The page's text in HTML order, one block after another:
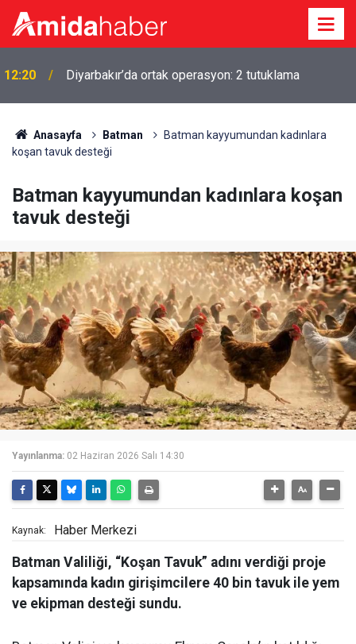
12:20 Diyarbakır’da ortak operasyon: 2 tutuklama
Anasayfa Batman
Batman kayyumundan kadınlara
koşan tavuk desteği
Batman kayyumundan kadınlara koşan
tavuk desteği
Yayınlanma: 02 Haziran 2026 Salı 14:30
Kaynak: Haber Merkezi
Batman Valiliği, “Koşan Tavuk” adını verdiği proje
kapsamında kadın girişimcilere 40 bin tavuk ile yem
ve ekipman desteği sundu.